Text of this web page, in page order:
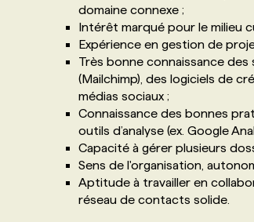
domaine connexe ;
Intérêt marqué pour le milieu
Expérience en gestion de
Très bonne connaissance
(Mailchimp), des logiciels de
médias sociaux ;
Connaissance des bonnes
outils d’analyse (ex. Google
Capacité à gérer plusieurs
Sens de l'organisation,
Aptitude à travailler en
réseau de contacts solide.